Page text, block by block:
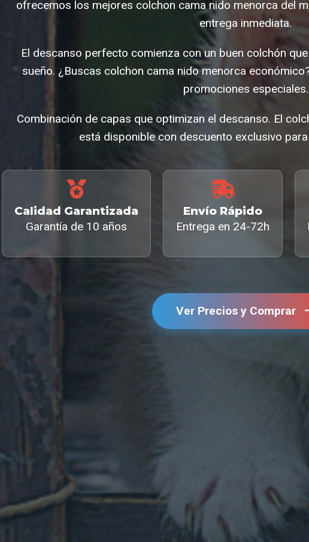
ofrecemos los mejores colchon cama nido menorca del
entrega inmediata.
El descanso perfecto comienza con un buen colchón
sueño. ¿Buscas colchon cama nido menorca
promociones especiales.
Combinación de capas que optimizan el descanso. El
está disponible con descuento exclusivo
Calidad Garantizada
Garantía de 10 años
Envío Rápido
Entrega en 24-72h
Ver Precios y Comprar